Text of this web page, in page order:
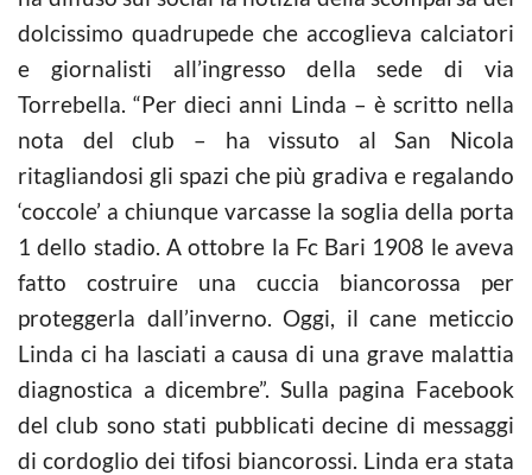
dolcissimo quadrupede che accoglieva calciatori
e giornalisti all’ingresso della sede di via
Torrebella. “Per dieci anni Linda – è scritto nella
nota del club – ha vissuto al San Nicola
ritagliandosi gli spazi che più gradiva e regalando
‘coccole’ a chiunque varcasse la soglia della porta
1 dello stadio. A ottobre la Fc Bari 1908 le aveva
fatto costruire una cuccia biancorossa per
proteggerla dall’inverno. Oggi, il cane meticcio
Linda ci ha lasciati a causa di una grave malattia
diagnostica a dicembre”. Sulla pagina Facebook
del club sono stati pubblicati decine di messaggi
di cordoglio dei tifosi biancorossi. Linda era stata